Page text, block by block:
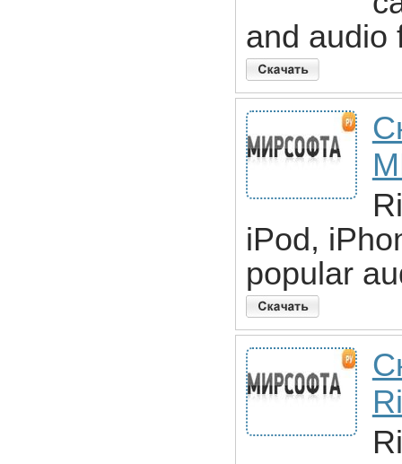
and audio
iPod,
popular